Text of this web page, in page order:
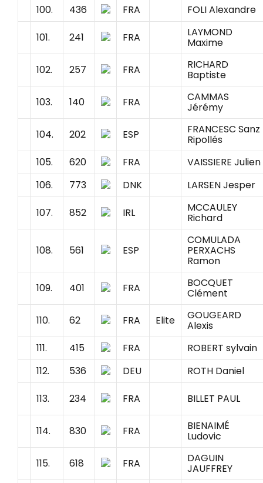
100. 436 FRA FOLI Alexandre
101. 241 FRA LAYMOND
Maxime
102.
257 FRA RICHARD
Baptiste
103.
140 FRA CAMMAS
Jérémy
104.
202 ESP FRANCESC Sanz
Ripollés
105.
620 FRA
VAISSIERE Julien
106.
773 DNK LARSEN Jesper
107. 852 IRL MCCAULEY
Richard
108. 561 ESP
COMULADA
PERXACHS
Ramon
109.
401 FRA BOCQUET
Clément
110.
62 FRA Elite GOUGEARD
Alexis
111.
415 FRA
ROBERT sylvain
112.
536 DEU ROTH Daniel
113. 234 FRA BILLET PAUL
114. 830 FRA BIENAIMÉ
Ludovic
115.
618 FRA DAGUIN
JAUFFREY